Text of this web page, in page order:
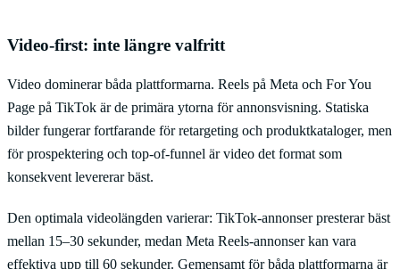
Video-first: inte längre valfritt
Video dominerar båda plattformarna. Reels på Meta och For You
Page på TikTok är de primära ytorna för annonsvisning. Statiska
bilder fungerar fortfarande för retargeting och produktkataloger, men
för prospektering och top-of-funnel är video det format som
konsekvent levererar bäst.
Den optimala videolängden varierar: TikTok-annonser presterar bäst
mellan 15–30 sekunder, medan Meta Reels-annonser kan vara
effektiva upp till 60 sekunder. Gemensamt för båda plattformarna är